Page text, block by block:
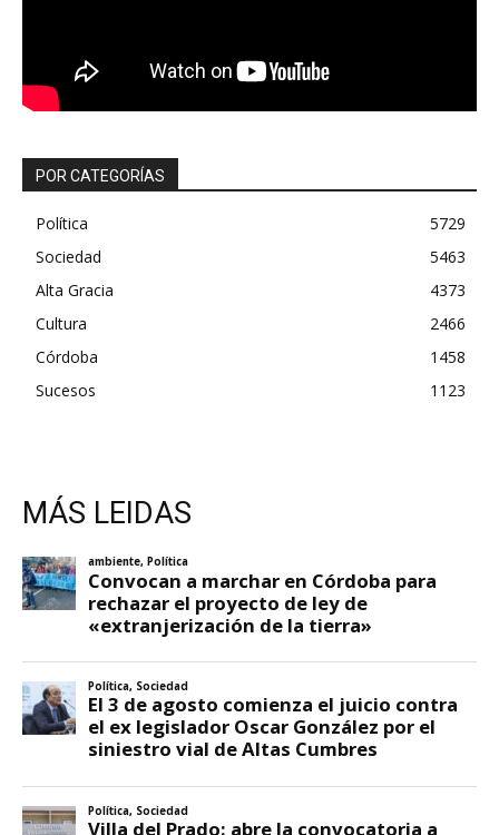
POR CATEGORÍAS
Política
5729
Sociedad
5463
Alta Gracia
4373
Cultura
2466
Córdoba
1458
Sucesos
1123
MÁS LEIDAS